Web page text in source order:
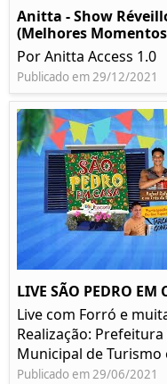
Anitta - Show
(Melhores
Por Anitta Access 1.0
Publicado em 29/12/2021
LIVE SÃO PEDRO EM
Live com Forró e
Realização:
Municipal de Turismo
Publicado em 29/06/2021